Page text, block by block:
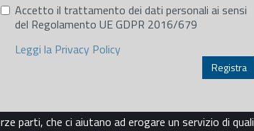
Accetto il trattamento dei dati personali ai sensi
del Regolamento UE GDPR 2016/679
Leggi la Privacy Policy
parti, che ci aiutano ad erogare un servizio di